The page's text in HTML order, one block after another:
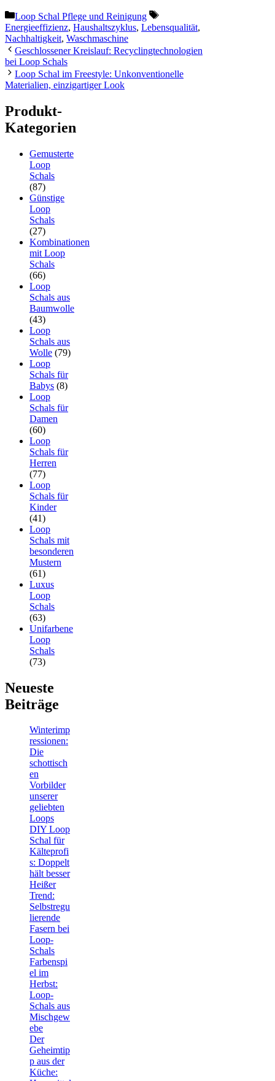
Kategorien
Loop Schal Pflege und Reinigung
Schlagwörter
Energieeffizienz, Haushaltszyklus, Lebensqualität,
Nachhaltigkeit, Waschmaschine
Geschlossener Kreislauf: Recyclingtechnologien
bei Loop Schals
Loop Schal im Freestyle: Unkonventionelle
Materialien, einzigartiger Look
Produkt-
Kategorien
Gemusterte
Loop
Schals
(87)
Günstige
Loop
Schals
(27)
Kombinationen
mit Loop
Schals
(66)
Loop
Schals aus
Baumwolle
(43)
Loop
Schals aus
Wolle (79)
Loop
Schals für
Babys (8)
Loop
Schals für
Damen
(60)
Loop
Schals für
Herren
(77)
Loop
Schals für
Kinder
(41)
Loop
Schals mit
besonderen
Mustern
(61)
Luxus
Loop
Schals
(63)
Unifarbene
Loop
Schals
(73)
Neueste
Beiträge
Winterimp
ressionen:
Die
schottisch
en
Vorbilder
unserer
geliebten
Loops
DIY Loop
Schal für
Kälteprofi
s: Doppelt
hält besser
Heißer
Trend:
Selbstregu
lierende
Fasern bei
Loop-
Schals
Farbenspi
el im
Herbst:
Loop-
Schals aus
Mischgew
ebe
Der
Geheimtip
p aus der
Küche: